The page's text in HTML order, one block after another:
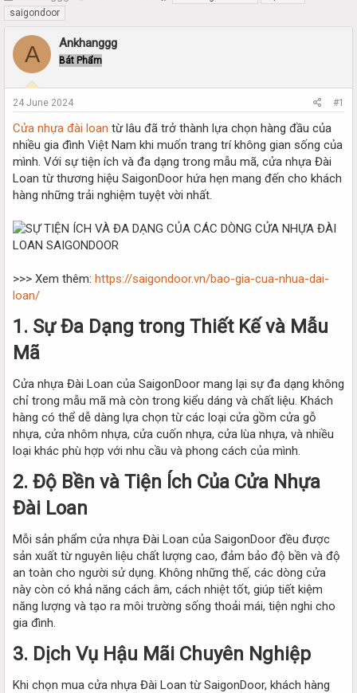
h
r
e
d
a
r
e
r
r
t
d
saigondoor
A Ankhanggg
Bát Phẩm
24 June 2024 #1
Cửa nhựa đài loan từ lâu đã trở thành lựa chọn hàng đầu của
nhiều gia đình Việt Nam khi muốn trang trí không gian sống của
mình. Với sự tiện ích và đa dạng trong mẫu mã, cửa nhựa Đài
Loan từ thương hiệu SaigonDoor hứa hẹn mang đến cho khách
hàng những trải nghiệm tuyệt vời nhất.
>>> Xem thêm: https://saigondoor.vn/bao-gia-cua-nhua-dai-
loan/
1. Sự Đa Dạng trong Thiết Kế và Mẫu
Mã​
Cửa nhựa Đài Loan của SaigonDoor mang lại sự đa dạng không
chỉ trong mẫu mã mà còn trong kiểu dáng và chất liệu. Khách
hàng có thể dễ dàng lựa chọn từ các loại cửa gồm cửa gỗ
nhựa, cửa nhôm nhựa, cửa cuốn nhựa, cửa lùa nhựa, và nhiều
loại khác phù hợp với nhu cầu và phong cách của mình.
2. Độ Bền và Tiện Ích Của Cửa Nhựa
Đài Loan​
Mỗi sản phẩm cửa nhựa Đài Loan của SaigonDoor đều được
sản xuất từ nguyên liệu chất lượng cao, đảm bảo độ bền và độ
an toàn cho người sử dụng. Không những thế, các dòng cửa
này còn có khả năng cách âm, cách nhiệt tốt, giúp tiết kiệm
năng lượng và tạo ra môi trường sống thoải mái, tiện nghi cho
gia đình.
3. Dịch Vụ Hậu Mãi Chuyên Nghiệp​
Khi chọn mua cửa nhựa Đài Loan từ SaigonDoor, khách hàng